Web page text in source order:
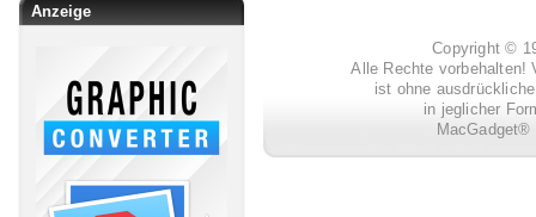
Anzeige
Copyright ©
Alle Rechte vorbehalten!
ist ohne
in jeglicher
MacGadget®